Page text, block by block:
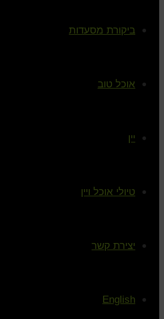
ביקורת מסעדות
אוכל טוב
יין
טיולי אוכל ויין
יצירת קשר
English